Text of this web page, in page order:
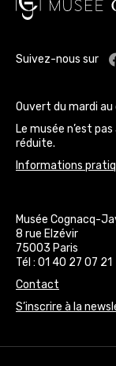
Suivez-nous sur
Ouvert du mardi au
Le musée n’est
réduite.
Informations
Musée Cognacq-
8 rue Elzévir
75003 Paris
Tél : 01 40 27 07 21
Contact
S’inscrire à la